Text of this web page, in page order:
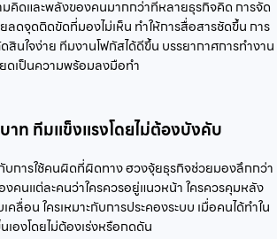
คิดและพลังของคนมากกว่าที่หลายธุรกิจคิด การจัด
ดจุดติดขัดที่มองไม่เห็น ทำให้การสื่อสารชัดขึ้น การ
นใจง่าย ทีมงานโฟกัสได้ดีขึ้น บรรยากาศการทำงาน
ดเป็นความพร้อมลงมือทำ
าท ทีมแข็งแรงโดยไม่ต้องบังคับ
กับการใช้คนผิดที่ผิดทาง ฮวงจุ้ยธุรกิจช่วยมองลึกกว่า
คนแต่ละคนว่าใครควรอยู่แนวหน้า ใครควรคุมหลัง
คลื่อน ใครเหมาะกับการประคองระบบ เมื่อคนได้ทำใน
เองโดยไม่ต้องเร่งหรือกดดัน